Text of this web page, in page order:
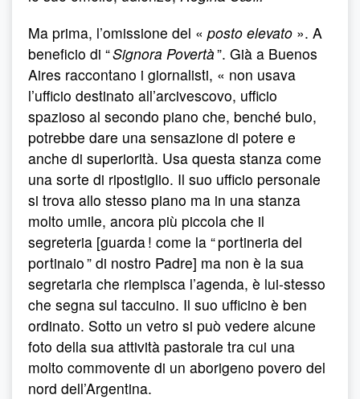
Ma prima, l’omissione del « posto elevato ». A
beneficio di “Signora Povertà”. Già a Buenos
Aires raccontano i giornalisti, « non usava
l’ufficio destinato all’arcivescovo, ufficio
spazioso al secondo piano che, benché buio,
potrebbe dare una sensazione di potere e
anche di superiorità. Usa questa stanza come
una sorte di ripostiglio. Il suo ufficio personale
si trova allo stesso piano ma in una stanza
molto umile, ancora più piccola che il
segreteria [guarda ! come la “ portineria del
portinaio ” di nostro Padre] ma non è la sua
segretaria che riempisca l’agenda, è lui-stesso
che segna sul taccuino. Il suo ufficino è ben
ordinato. Sotto un vetro si può vedere alcune
foto della sua attività pastorale tra cui una
molto commovente di un aborigeno povero del
nord dell’Argentina.